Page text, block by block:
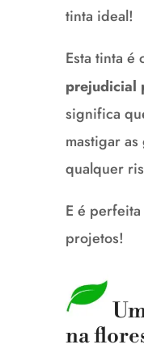
tinta ideal!
Esta tinta é
prejudicial
significa
mastigar
qualquer
E é
projetos!
U
na